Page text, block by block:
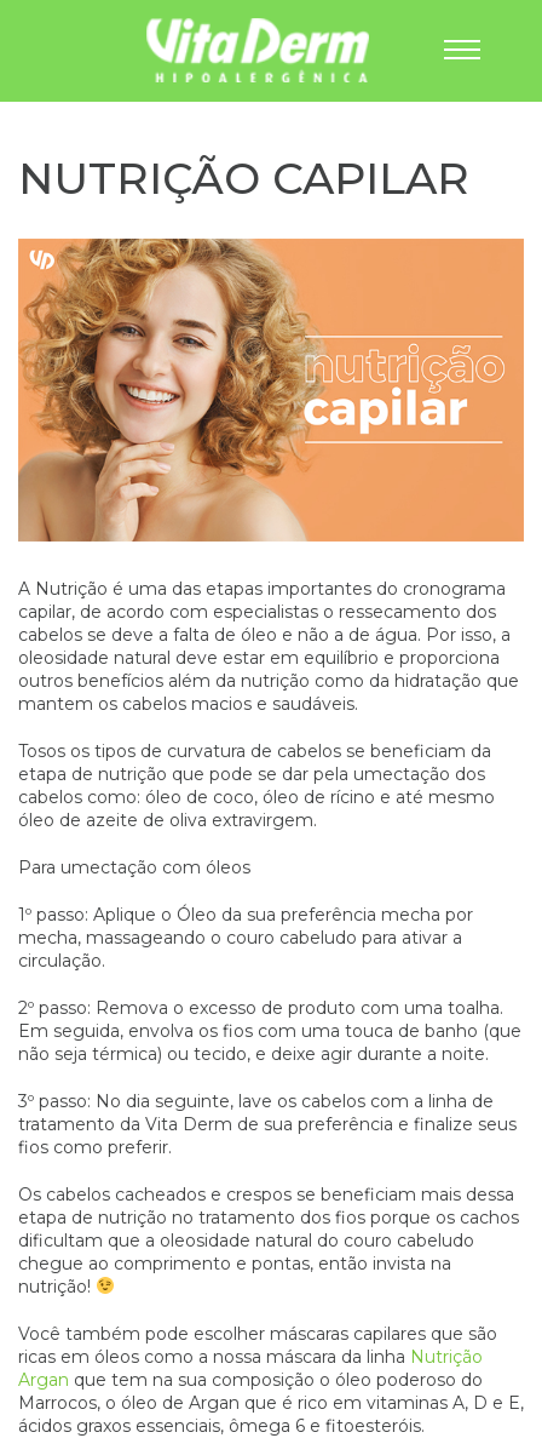
Pular
conteúdo
NUTRIÇÃO CAPILAR
A Nutrição é uma das etapas importantes do cronograma
capilar, de acordo com especialistas o ressecamento dos
cabelos se deve a falta de óleo e não a de água. Por isso, a
oleosidade natural deve estar em equilíbrio e proporciona
outros benefícios além da nutrição como da hidratação que
mantem os cabelos macios e saudáveis.
Tosos os tipos de curvatura de cabelos se beneficiam da
etapa de nutrição que pode se dar pela umectação dos
cabelos como: óleo de coco, óleo de rícino e até mesmo
óleo de azeite de oliva extravirgem.
Para umectação com óleos
1º passo: Aplique o Óleo da sua preferência mecha por
mecha, massageando o couro cabeludo para ativar a
circulação.
2º passo: Remova o excesso de produto com uma toalha.
Em seguida, envolva os fios com uma touca de banho (que
não seja térmica) ou tecido, e deixe agir durante a noite.
3º passo: No dia seguinte, lave os cabelos com a linha de
tratamento da Vita Derm de sua preferência e finalize seus
fios como preferir.
Os cabelos cacheados e crespos se beneficiam mais dessa
etapa de nutrição no tratamento dos fios porque os cachos
dificultam que a oleosidade natural do couro cabeludo
chegue ao comprimento e pontas, então invista na
nutrição!
Você também pode escolher máscaras capilares que são
ricas em óleos como a nossa máscara da linha Nutrição
Argan que tem na sua composição o óleo poderoso do
Marrocos, o óleo de Argan que é rico em vitaminas A, D e E,
ácidos graxos essenciais, ômega 6 e fitoesteróis.